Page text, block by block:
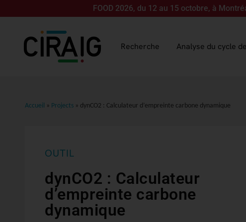
pour LCA FOOD 2026, du 12 au 15 octobre, à Montréal ! Les
Recherche Analyse du cycle
Accueil » Projects » dynCO2 : Calculateur d’empreinte carbone dynamique
OUTIL
dynCO2 : Calculateur
d’empreinte carbone
dynamique